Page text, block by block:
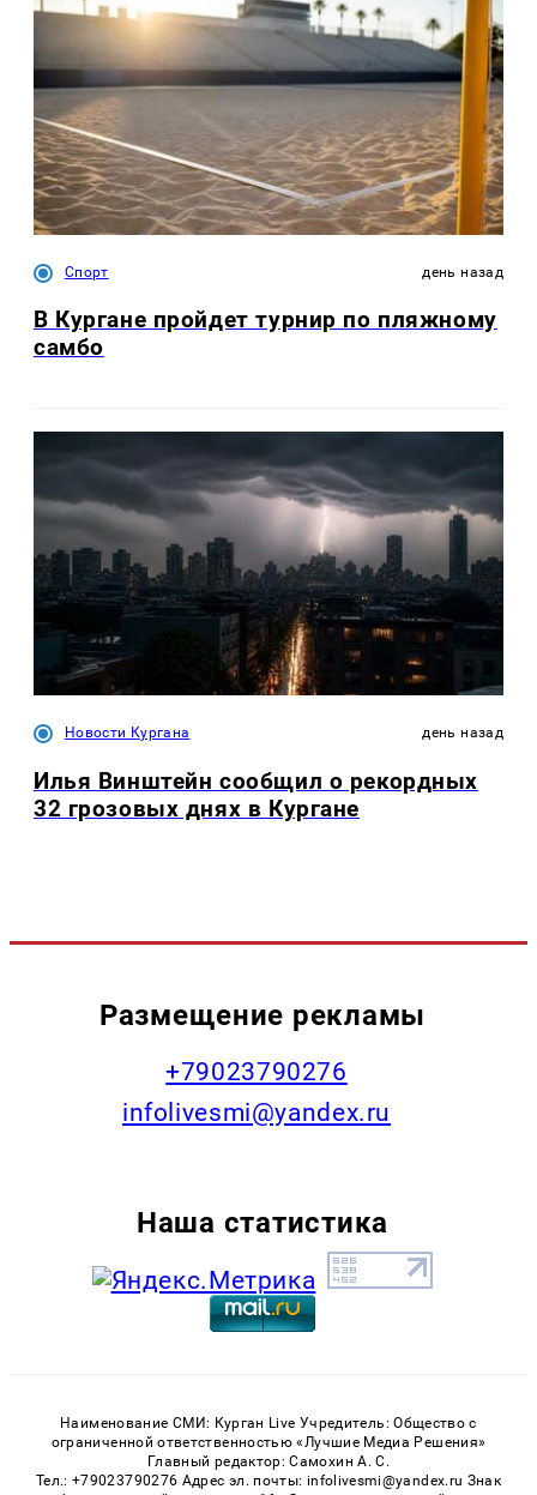
Спорт день назад
В Кургане пройдет турнир по пляжному
самбо
Новости Кургана день назад
Илья Винштейн сообщил о рекордных
32 грозовых днях в Кургане
Размещение рекламы
+79023790276
infolivesmi@yandex.ru
Наша статистика
Наименование СМИ: Курган Live Учредитель: Общество с
ограниченной ответственностью «Лучшие Медиа Решения»
Главный редактор: Самохин А. С.
Тел.: +79023790276 Адрес эл. почты: infolivesmi@yandex.ru Знак